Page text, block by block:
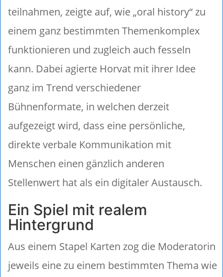
teilnahmen, zeigte auf, wie „oral history“ zu
einem ganz bestimmten Themenkomplex
funktionieren und zugleich auch fesseln
kann. Dabei agierte Horvat mit ihrer Idee
ganz im Trend verschiedener
Bühnenformate, in welchen derzeit
aufgezeigt wird, dass eine persönliche,
direkte verbale Kommunikation mit
Menschen einen gänzlich anderen
Stellenwert hat als ein digitaler Austausch.
Ein Spiel mit realem
Hintergrund
Aus einem Stapel Karten zog die Moderatorin
jeweils eine zu einem bestimmten Thema wie